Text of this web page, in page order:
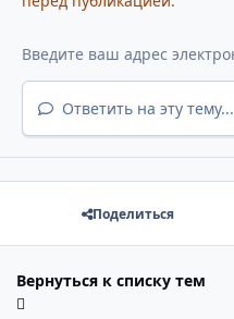
Ответить на эту тему...
Поделиться
Вернуться к списку тем